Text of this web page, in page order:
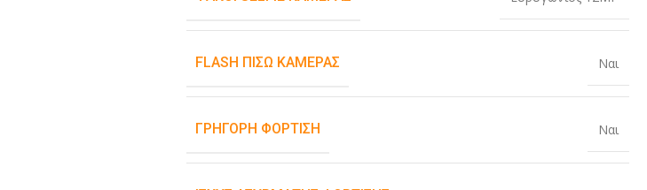
FLASH ΠΊΣΩ ΚΆΜΕΡΑΣ Ναι
ΓΡΉΓΟΡΗ ΦΌΡΤΙΣΗ Ναι